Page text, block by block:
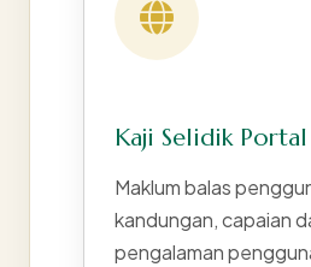
Kaji Selidik Portal
Maklum balas
kandungan, capaian
pengalaman